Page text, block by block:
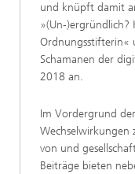
und knüpft damit
»(Un-)ergründlich?
Ordnungsstifterin«
Schamanen der
2018 an.
Im Vordergrund
Wechselwirkungen
von und
Beiträge bieten